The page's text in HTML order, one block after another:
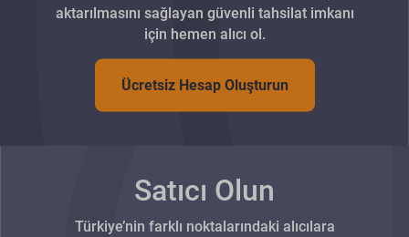
aktarılmasını sağlayan güvenli tahsilat imkanı
için hemen alıcı ol.
Ücretsiz Hesap Oluşturun
Satıcı Olun
Türkiye’nin farklı noktalarındaki alıcılara